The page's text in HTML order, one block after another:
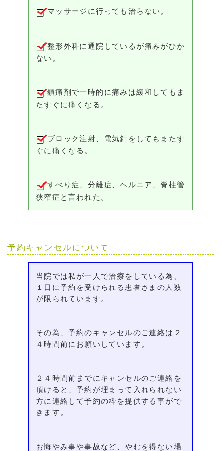
マッサージに行っても治らない。
整形外科に通院しているが痛みがひか
ない。
鎮痛剤で一時的に痛みは緩和してもま
たすぐに痛くなる。
ブロック注射、電気針をしてもまたす
ぐに痛くなる。
すべり症、分離症、ヘルニア、脊柱管
狭窄症と言われた。
予約キャンセルについて
当院では私が一人で治療をしている為、
１日に予約を受けられる患者さまの人数
が限られています。
その為、予約のキャンセルのご連絡は２
４時間前にお願いしています。
２４時間前までにキャンセルのご連絡を
頂けると、予約が埋まって入れられない
方に連絡して予約の枠を提供する事がで
きます。
お悔やみ事や事故など、やむを得ない場